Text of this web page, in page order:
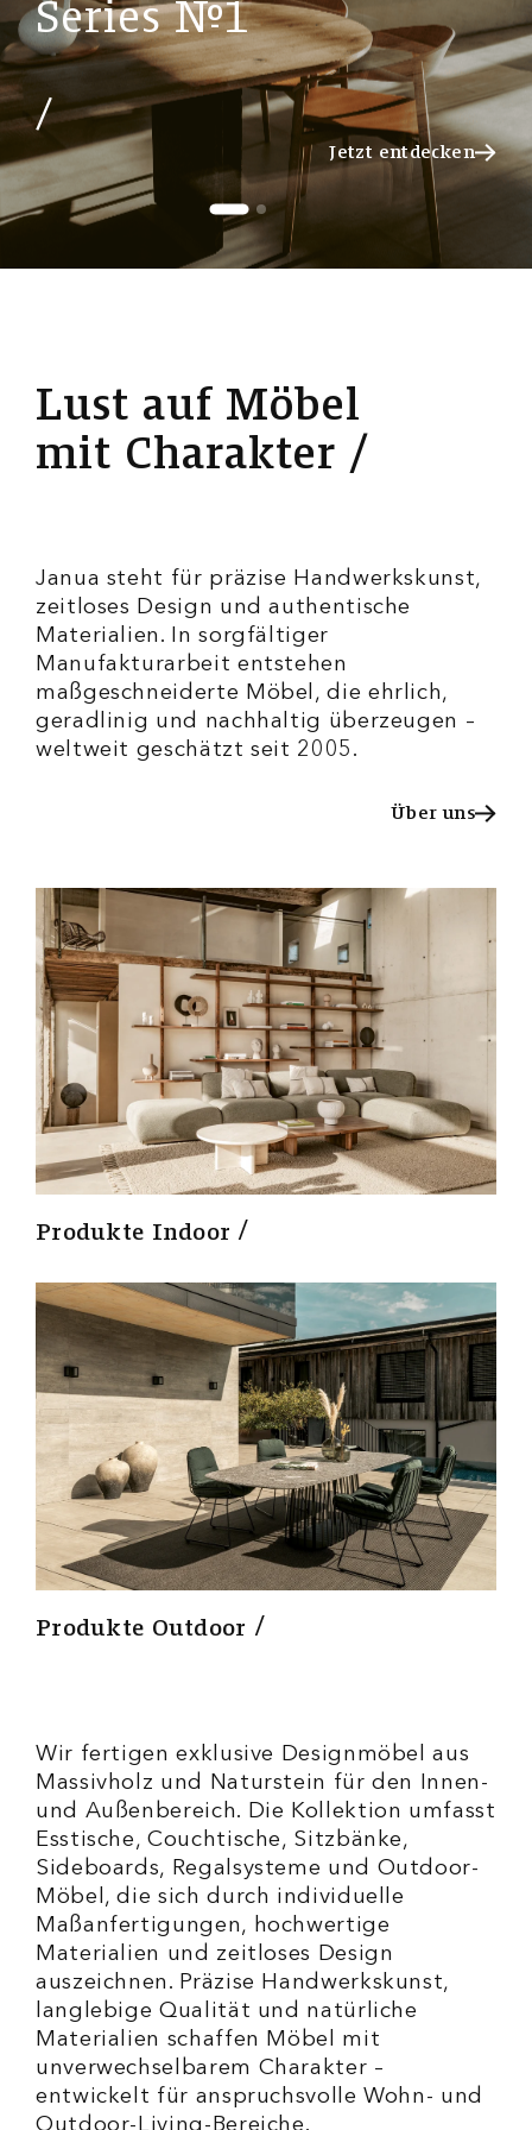
Series №1
Jetzt entdecken
Jetzt entdecken
Lust auf Möbel
mit Charakter
Janua steht für präzise Handwerkskunst,
zeitloses Design und authentische
Materialien. In sorgfältiger
Manufakturarbeit entstehen
maßgeschneiderte Möbel, die ehrlich,
geradlinig und nachhaltig überzeugen –
weltweit geschätzt seit 2005.
Über uns
Produkte Indoor
Produkte Outdoor
Wir fertigen exklusive Designmöbel aus
Massivholz und Naturstein für den Innen-
und Außenbereich. Die Kollektion umfasst
Esstische, Couchtische, Sitzbänke,
Sideboards, Regalsysteme und Outdoor-
Möbel, die sich durch individuelle
Maßanfertigungen, hochwertige
Materialien und zeitloses Design
auszeichnen. Präzise Handwerkskunst,
langlebige Qualität und natürliche
Materialien schaffen Möbel mit
unverwechselbarem Charakter –
entwickelt für anspruchsvolle Wohn- und
Outdoor-Living-Bereiche.